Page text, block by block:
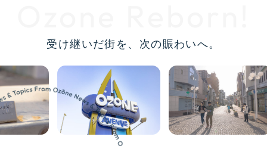
受け継いだ街を、次の賑わいへ。